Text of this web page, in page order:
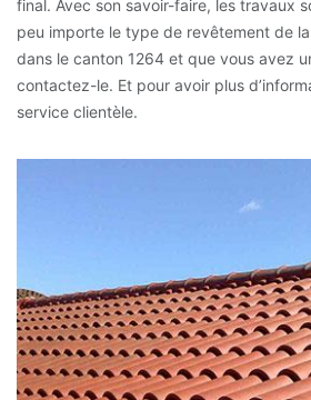
final. Avec son savoir-faire, les travaux
peu importe le type de revêtement de
dans le canton 1264 et que vous avez
contactez-le. Et pour avoir plus
service clientèle.